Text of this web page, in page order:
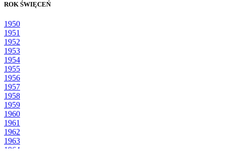
ROK ŚWIĘCEŃ
1950
1951
1952
1953
1954
1955
1956
1957
1958
1959
1960
1961
1962
1963
1964